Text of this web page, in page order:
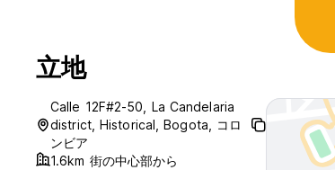
立地
Calle 12F#2-50, La Candelaria
district, Historical, Bogota, コロ
ンビア
1.6km 街の中心部から